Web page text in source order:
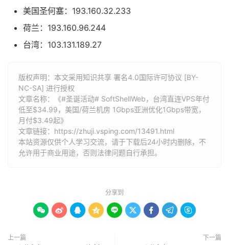
美国圣何塞：193.160.32.233
荷兰：193.160.96.244
台湾：103.131.189.27
版权声明：本文采用知识共享 署名4.0国际许可协议 [BY-
NC-SA] 进行授权
文章名称：《#圣诞活动# SoftShellWeb，台湾直连VPS年付
低至$34.99，美国/荷兰机房 1Gbps亚洲优化1Gbps带宽，
月付$3.49起》
文章链接： https://zhuji.vsping.com/13491.html
本站资源仅供个人学习交流，请于下载后24小时内删除，不
允许用于商业用途，否则法律问题自行承担。
分享到
        
上一篇 下一篇